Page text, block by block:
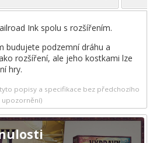
Ink spolu s rozšířením.
budujete podzemní dráhu a
rozšíření, ale jeho kostkami lze
hry.
popisy a specifikace bez předchozího
upozornění)